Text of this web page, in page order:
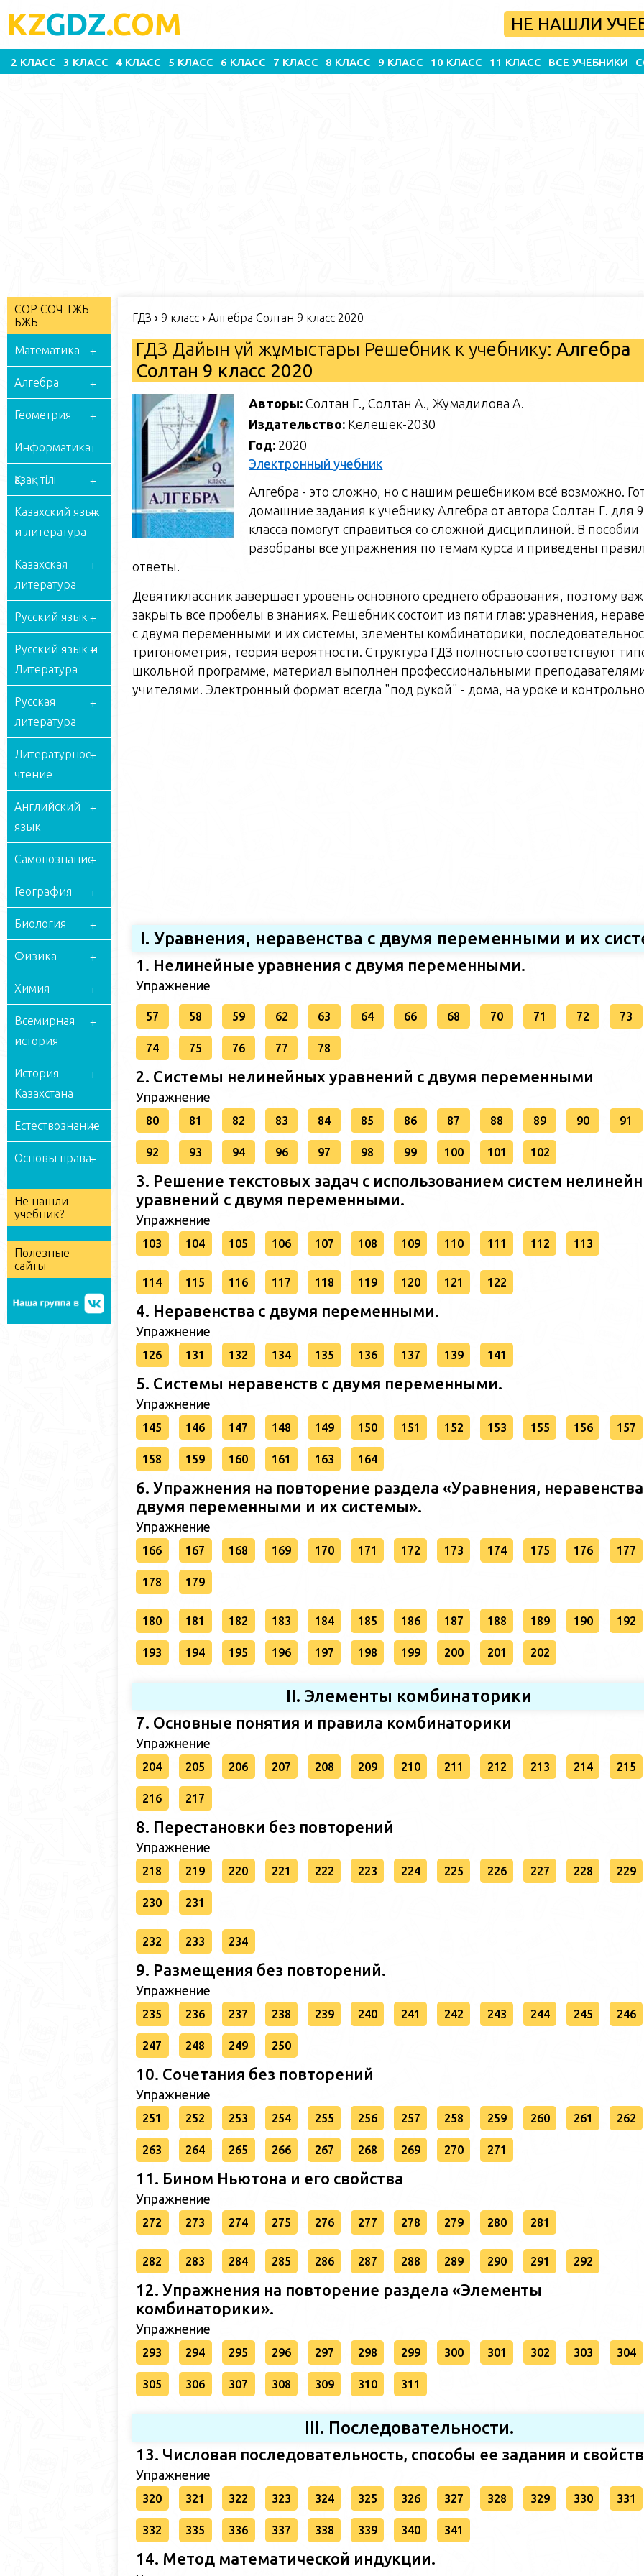
KZGDZ.COM НЕ НАШЛИ
2 КЛАСС 3 КЛАСС 4 КЛАСС 5 КЛАСС 6 КЛАСС 7 КЛАСС 8 КЛАСС 9 КЛАСС 10 КЛАСС 11 КЛАСС ВСЕ УЧЕБНИКИ
СОР СОЧ ТЖБ
БЖБ
Математика
Алгебра
Геометрия
Информатика
Қазақ тілі
Казахский язык
и литература
Казахская
литература
Русский язык
Русский язык и
Литература
Русская
литература
Литературное
чтение
Английский
язык
Самопознание
География
Биология
Физика
Химия
Всемирная
история
История
Казахстана
Естествознание
Основы права
Не нашли
учебник?
Полезные
сайты
ГДЗ › 9 класс› Алгебра Солтан 9 класс 2020
ГДЗ Дайын үй жұмыстары Решебник к учебнику: Алгебра
Солтан 9 класс 2020
Авторы:Солтан Г., Солтан А., Жумадилова А.
Издательство: Келешек-2030
Год: 2020
Электронный учебник
Алгебра - это сложно, но с нашим решебником всё возможно.
домашние задания к учебнику Алгебра от автора Солтан Г. для
класса помогут справиться со сложной дисциплиной. В пособии
разобраны все упражнения по темам курса и приведены
ответы.
Девятиклассник завершает уровень основного среднего образования, поэтому
закрыть все пробелы в знаниях. Решебник состоит из пяти глав: уравнения,
с двумя переменными и их системы, элементы комбинаторики,
тригонометрия, теория вероятности. Структура ГДЗ полностью соответствуют
школьной программе, материал выполнен профессиональными
учителями. Электронный формат всегда "под рукой" - дома, на уроке и
I. Уравнения, неравенства с двумя переменными и их
1. Нелинейные уравнения с двумя переменными.
Упражнение
57 58 59 62 63 64 66 68 70 71 72 73
74 75 76 77 78
2. Системы нелинейных уравнений с двумя переменными
Упражнение
80 81 82 83 84 85 86 87 88 89 90 91
92 93 94 96 97 98 99 100 101 102
3. Решение текстовых задач с использованием систем
уравнений с двумя переменными.
Упражнение
103 104 105 106 107 108 109 110 111 112 113
114 115 116 117 118 119 120 121 122
4. Неравенства с двумя переменными.
Упражнение
126 131 132 134 135 136 137 139 141
5. Системы неравенств с двумя переменными.
Упражнение
145 146 147 148 149 150 151 152 153 155 156 157
158 159 160 161 163 164
6. Упражнения на повторение раздела «Уравнения, неравенства
двумя переменными и их системы».
Упражнение
166 167 168 169 170 171 172 173 174 175 176 177
178 179
180 181 182 183 184 185 186 187 188 189 190 192
193 194 195 196 197 198 199 200 201 202
II. Элементы комбинаторики
7. Основные понятия и правила комбинаторики
Упражнение
204 205 206 207 208 209 210 211 212 213 214 215
216 217
8. Перестановки без повторений
Упражнение
218 219 220 221 222 223 224 225 226 227 228 229
230 231
232 233 234
9. Размещения без повторений.
Упражнение
235 236 237 238 239 240 241 242 243 244 245 246
247 248 249 250
10. Сочетания без повторений
Упражнение
251 252 253 254 255 256 257 258 259 260 261 262
263 264 265 266 267 268 269 270 271
11. Бином Ньютона и его свойства
Упражнение
272 273 274 275 276 277 278 279 280 281
282 283 284 285 286 287 288 289 290 291 292
12. Упражнения на повторение раздела «Элементы
комбинаторики».
Упражнение
293 294 295 296 297 298 299 300 301 302 303 304
305 306 307 308 309 310 311
III. Последовательности.
13. Числовая последовательность, способы ее задания и
Упражнение
320 321 322 323 324 325 326 327 328 329 330 331
332 335 336 337 338 339 340 341
14. Метод математической индукции.